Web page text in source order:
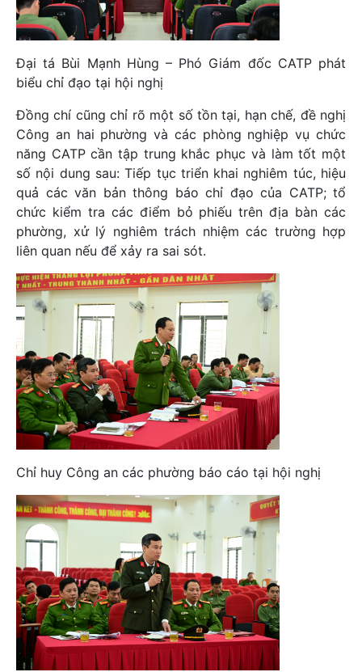
Đại tá Bùi Mạnh Hùng – Phó Giám đốc CATP phát
biểu chỉ đạo tại hội nghị
Đồng chí cũng chỉ rõ một số tồn tại, hạn chế, đề nghị
Công an hai phường và các phòng nghiệp vụ chức
năng CATP cần tập trung khắc phục và làm tốt một
số nội dung sau: Tiếp tục triển khai nghiêm túc, hiệu
quả các văn bản thông báo chỉ đạo của CATP; tổ
chức kiểm tra các điểm bỏ phiếu trên địa bàn các
phường, xử lý nghiêm trách nhiệm các trường hợp
liên quan nếu để xảy ra sai sót.
Chỉ huy Công an các phường báo cáo tại hội nghị